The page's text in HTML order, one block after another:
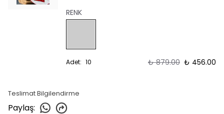
RENK
Adet: 10 ₺ 879.00 ₺ 456.00
Teslimat Bilgilendirme
Paylaş: